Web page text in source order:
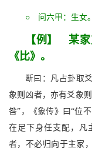
○ 问六甲：生女。
【例】 某
《比》。
断曰：凡占卦取
象则凶者，亦有爻象
咎”，《象传》曰“位
在足下身任支配，凡
者，不必归向于主家